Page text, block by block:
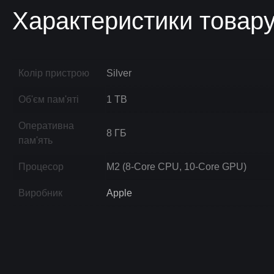
Характеристики
Колір пристрою Silver
Об'єм пам'яті 1 TB
Оперативна
пам'ять
8 ГБ
Процесор M2 (8-Core CPU, 10-Core GPU)
Виробник Apple